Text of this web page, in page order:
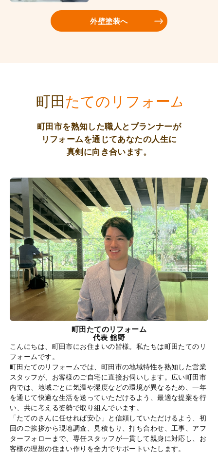
外壁塗装へ
町田市を熟知した職人とプランナーが
リフォームを通じてあなたの人生に
真剣に向き合います。
町田たてのリフォーム
代表 舘野
こんにちは、町田市にお住まいの皆様。私たちは町田たてのリ
フォームです。
町田たてのリフォームでは、町田市の地域特性を熟知した営業
スタッフが、お客様のご自宅に直接お伺いします。広い町田市
内では、地域ごとに気温や湿度などの環境が異なるため、一年
を通じて快適な生活を送っていただけるよう、最適な提案を行
い、共に考える姿勢で取り組んでいます。
「たてのさんに任せれば安心」と信頼していただけるよう、初
回のご挨拶から現地調査、見積もり、打ち合わせ、工事、アフ
ターフォローまで、専任スタッフが一貫して親身に対応し、お
客様の理想の住まい作りを全力でサポートいたします。